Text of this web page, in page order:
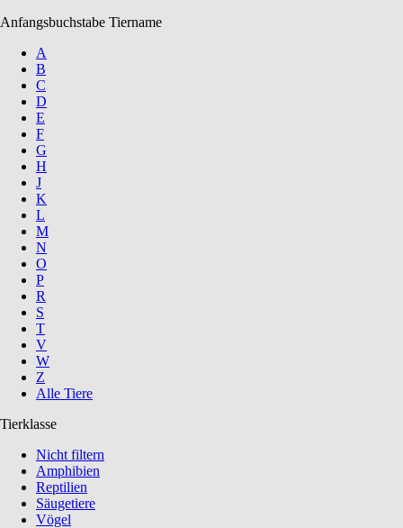
Anfangsbuchstabe Tiername
A
B
C
D
E
F
G
H
J
K
L
M
N
O
P
R
S
T
V
W
Z
Alle Tiere
Tierklasse
Nicht filtern
Amphibien
Reptilien
Säugetiere
Vögel